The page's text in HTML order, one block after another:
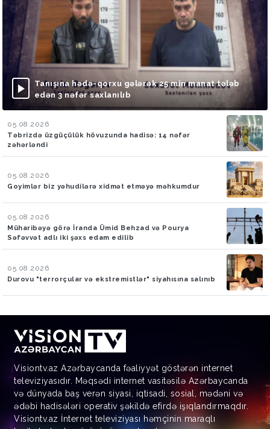
Tanışına hədə-qorxu gələrək 25 min manat tələb
edən 3 nəfər saxlanılıb
05.08.2026
Təbrizdə üzgüçülük hövuzunda hadisə: 14 nəfər
zəhərləndi
05.08.2026
Goyimlər biz yəhudilərə xidmət etməyə məhkumdur
05.08.2026
Müharibəyə görə İranda Ümid Behzad və Pourya
Səfəvvət adlı iki şəxs edam edilib
05.08.2026
Durovu "terrorçular və ekstremistlər" siyahısına salınıb
Visiontv.az Azərbaycanda fəaliyyət göstərən internet
televiziyasıdır. Məqsədi internet vasitəsilə Azərbaycanda
və dünyada baş verən siyasi, iqtisadi, sosial, mədəni və
ədəbi hadisələri operativ şəkildə efirdə işıqlandırmaqdır.
Visiontv.az İnternet televiziyası həmçinin maraqlı